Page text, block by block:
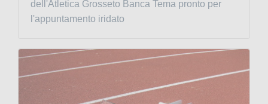
dell'Atletica Grosseto Banca Tema pronto per
l'appuntamento iridato